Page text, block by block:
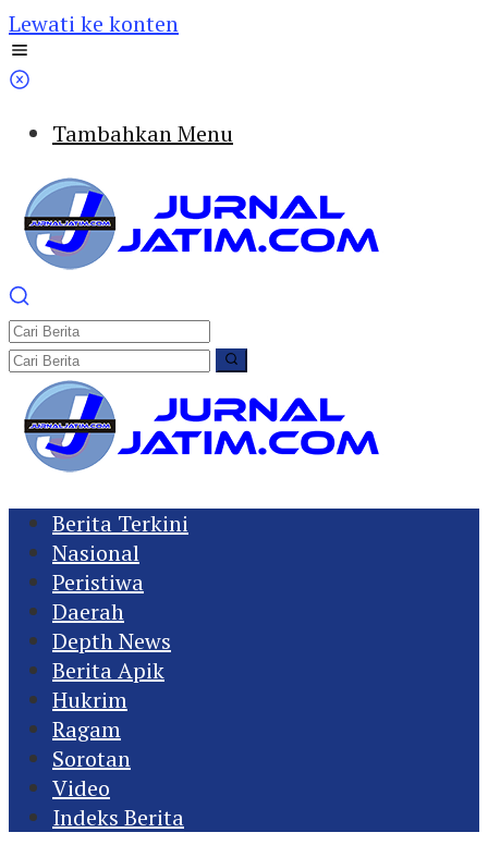
Lewati ke konten
Tambahkan Menu
Berita Terkini
Nasional
Peristiwa
Daerah
Depth News
Berita Apik
Hukrim
Ragam
Sorotan
Video
Indeks Berita